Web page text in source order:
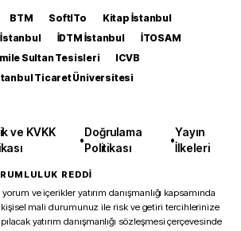
BTM SoftITo
Kitap İstanbul
İDTM İstanbul
İTOSAM
Sultan Tesisleri
ICVB
Ticaret Üniversitesi
ve KVKK
•
Doğrulama
Politikası
•
Yayın
İlkeleri
REDDİ
ve içerikler yatırım danışmanlığı kapsamında
kişisel mali durumunuz ile risk ve getiri tercihlerinize
yatırım danışmanlığı sözleşmesi çerçevesinde